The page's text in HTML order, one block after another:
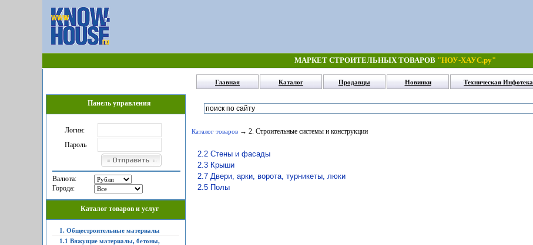
МАРКЕТ СТРОИТЕЛЬНЫХ ТОВАРОВ "НОУ-ХАУС.ру"
Главная Каталог Продавцы Новинки Техническая Инфотека
Панель управления
Логин:
Пароль
Валюта:
Города:
Каталог товаров и услуг
1. Общестроительные материалы
1.1 Вяжущие материалы, бетоны,
Каталог товаров → 2. Строительные системы и конструкции
2.2 Стены и фасады
2.3 Крыши
2.7 Двери, арки, ворота, турникеты, люки
2.5 Полы